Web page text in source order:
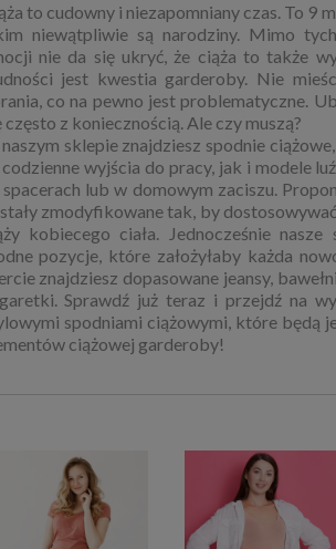
to cudowny i niezapomniany czas. To 9
niewątpliwie są narodziny. Mimo
nie da się ukryć, że ciąża to także
jest kwestia garderoby. Nie
co na pewno jest problematyczne.
często z koniecznością. Ale czy muszą?
sklepie znajdziesz spodnie
codzienne wyjścia do pracy, jak i modele
spacerach lub w domowym zaciszu.
zmodyfikowane tak, by
kobiecego ciała. Jednocześnie
pozycje, które założyłaby każda
znajdziesz dopasowane jeansy,
Sprawdź już teraz i przejdź na
spodniami ciążowymi, które będą
ciążowej garderoby!